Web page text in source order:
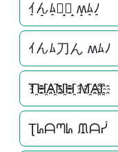
ｲ̝ん̝ﾑ̝刀̝ん̝ ʍ̝ﾑ̝ﾉ̝
ｲんﾑ刀ん ʍﾑﾉ
T҈H҈A҈N҈H҈ M҈A҈I҈
Ʈᖺᗩᘉᖺ ᙢᗩᓮ